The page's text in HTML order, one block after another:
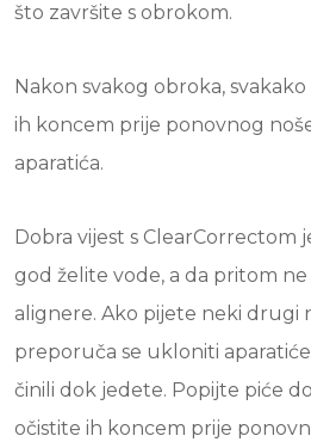
što završite s obrokom.
Nakon svakog obroka,
ih koncem prije ponovnog
aparatića.
Dobra vijest s ClearCorrectom
god želite vode, a da pritom
alignere. Ako pijete neki drugi
preporuča se ukloniti
činili dok jedete. Popijte piće
očistite ih koncem prije